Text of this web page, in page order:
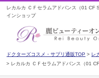
レカルカ ＣＦセラムアドバンス（01 CF
インショップ
ドクターズコスメ・サプリ通販TOP
レ
レカルカ ＣＦセラムアドバンス（01